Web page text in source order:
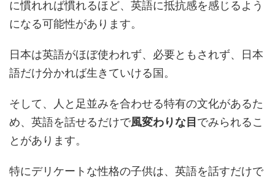
に慣れれば慣れるほど、英語に抵抗感を感じるよう
になる可能性があります。
日本は英語がほぼ使われず、必要ともされず、日本
語だけ分かれば生きていける国。
そして、人と足並みを合わせる特有の文化があるた
め、英語を話せるだけで風変わりな目 でみられるこ
とがあります。
特にデリケートな性格の子供は、英語を話すだけで